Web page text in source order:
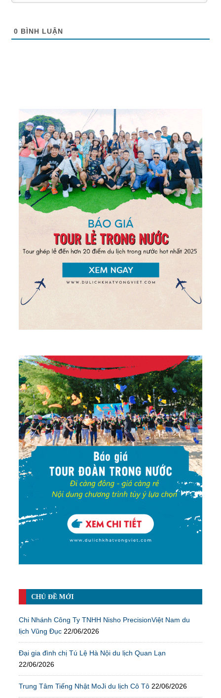
0 BÌNH LUẬN
CHỦ ĐỀ MỚI
Chi Nhánh Công Ty TNHH Nisho PrecisionViệt Nam du
lịch Vũng Đục 22/06/2026
Đại gia đình chị Tú Lệ Hà Nội du lịch Quan Lạn
22/06/2026
Trung Tâm Tiếng Nhật MoJi du lịch Cô Tô 22/06/2026